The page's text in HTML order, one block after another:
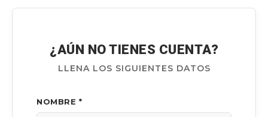
¿AÚN NO TIENES CUENTA?
LLENA LOS SIGUIENTES DATOS
NOMBRE *